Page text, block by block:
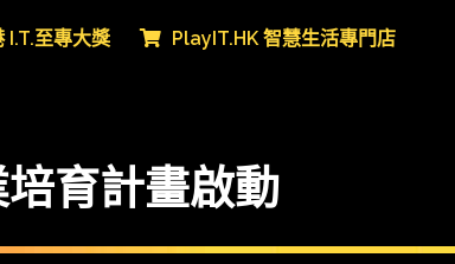
I.T.至專大獎 PlayIT.HK 智慧生活專門店
育計畫啟動